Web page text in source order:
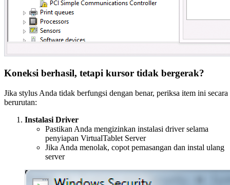
Koneksi berhasil, tetapi kursor tidak bergerak?
Jika stylus Anda tidak berfungsi dengan benar, periksa item ini secara
berurutan:
Instalasi Driver
Pastikan Anda mengizinkan instalasi driver selama
penyiapan VirtualTablet Server
Jika Anda menolak, copot pemasangan dan instal ulang
server